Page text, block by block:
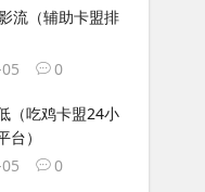
流（辅助卡盟排
0
（吃鸡卡盟24小
台）
0